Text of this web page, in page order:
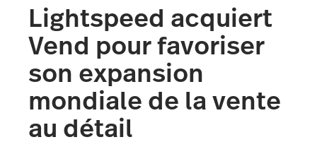
Lightspeed acquiert
Vend pour favoriser
son expansion
mondiale de la vente
au détail